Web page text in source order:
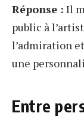
Réponse : Il
public à
l’admiration
une
Entre